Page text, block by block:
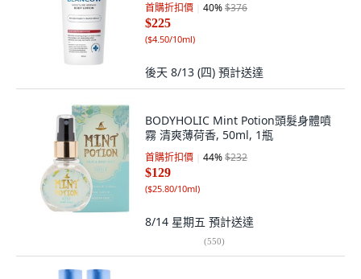
首購折扣價 40%$376
$225
($4.50/10ml)
後天 8/13 (四) 預計送達
BODYHOLIC Mint Potion頭髮身體噴
霧 清爽薄荷香, 50ml, 1瓶
首購折扣價 44%$232
$129
($25.80/10ml)
8/14 星期五 預計送達
(550)